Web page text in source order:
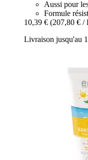
Aussi pour
Formule
10,39 € (207,80 € /
Livraison jusqu'au